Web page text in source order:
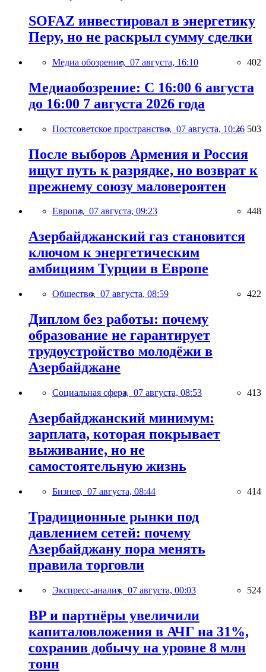
SOFAZ инвестировал в энергетику
Перу, но не раскрыл сумму сделки
Медиа обозрение, 07 августа, 16:10 402
Медиаобозрение: С 16:00 6 августа
до 16:00 7 августа 2026 года
Постсоветское пространство, 07 августа, 10:26 503
После выборов Армения и Россия
ищут путь к разрядке, но возврат к
прежнему союзу маловероятен
Европа, 07 августа, 09:23 448
Азербайджанский газ становится
ключом к энергетическим
амбициям Турции в Европе
Общество, 07 августа, 08:59 422
Диплом без работы: почему
образование не гарантирует
трудоустройство молодёжи в
Азербайджане
Социальная сфера, 07 августа, 08:53 413
Азербайджанский минимум:
зарплата, которая покрывает
выживание, но не
самостоятельную жизнь
Бизнес, 07 августа, 08:44 414
Традиционные рынки под
давлением сетей: почему
Азербайджану пора менять
правила торговли
Экспресс-анализ, 07 августа, 00:03 524
BP и партнёры увеличили
капиталовложения в АЧГ на 31%,
сохранив добычу на уровне 8 млн
тонн